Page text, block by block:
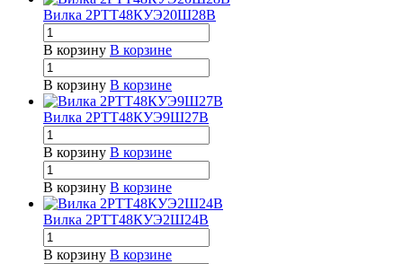
Вилка 2РТТ48КУЭ20Ш28В
В корзину В корзине
В корзину В корзине
Вилка 2РТТ48КУЭ9Ш27В
В корзину В корзине
В корзину В корзине
Вилка 2РТТ48КУЭ2Ш24В
В корзину В корзине